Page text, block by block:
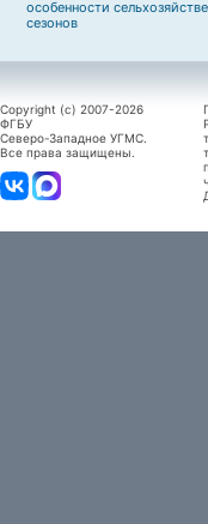
особенности
сезонов
Copyright (c) 2007-2026
ФГБУ
Северо-Западное УГМС.
Все права защищены.